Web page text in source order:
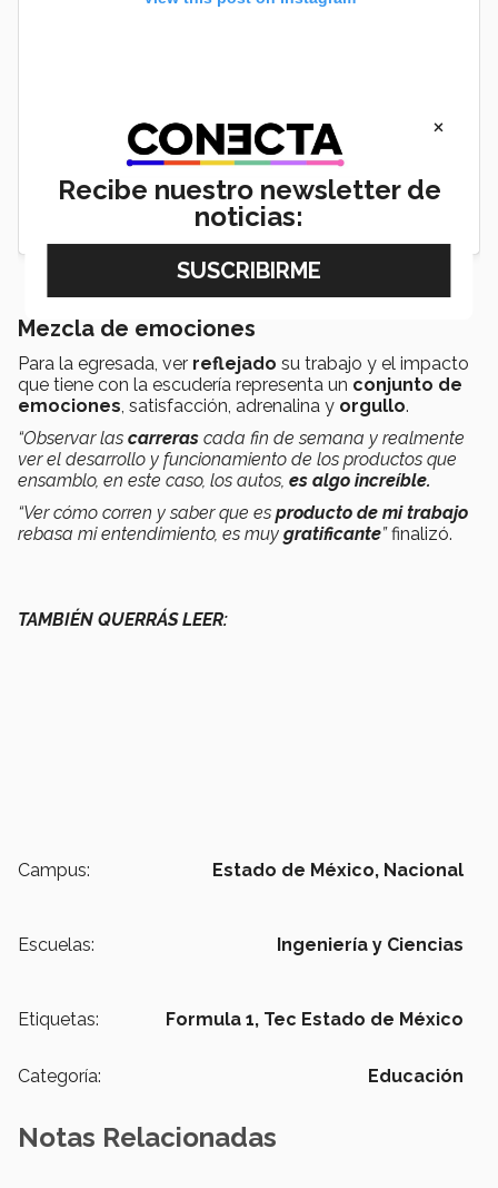
Mezcla de emociones
Para la egresada, ver reflejado su trabajo y el impacto
que tiene con la escudería representa un conjunto de
emociones, satisfacción, adrenalina y orgullo.
“Observar las carreras cada fin de semana y realmente
ver el desarrollo y funcionamiento de los productos que
ensamblo, en este caso, los autos, es algo increíble.
“Ver cómo corren y saber que es producto de mi trabajo
rebasa mi entendimiento, es muy gratificante”finalizó.
TAMBIÉN QUERRÁS LEER:
Campus: Estado de México, Nacional
Escuelas: Ingeniería y Ciencias
Etiquetas: Formula 1, Tec Estado de México
Categoría: Educación
Notas Relacionadas
×
Recibe nuestro newsletter de
noticias: